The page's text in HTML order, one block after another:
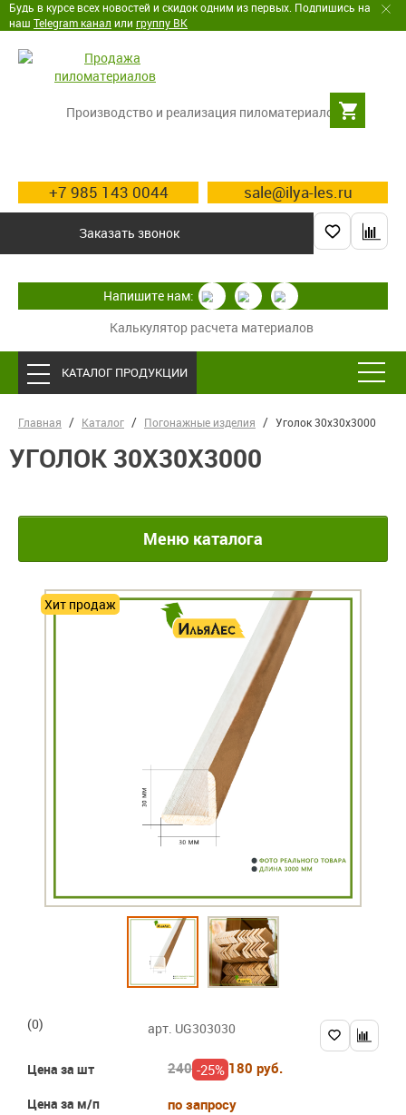
Будь в курсе всех новостей и скидок одним из первых. Подпишись на
наш Telegram канал или группу ВК
Производство и реализация пиломатериалов
+7 985 143 0044 sale@ilya-les.ru
Заказать звонок
Калькулятор расчета материалов
Напишите нам:
КАТАЛОГ ПРОДУКЦИИ
Главная Каталог Погонажные изделия Уголок 30х30х3000
УГОЛОК 30Х30Х3000
Меню каталога
Хит продаж
(0) арт. UG303030
Цена за шт 240 -25% 180 руб.
Цена за м/п по запросу